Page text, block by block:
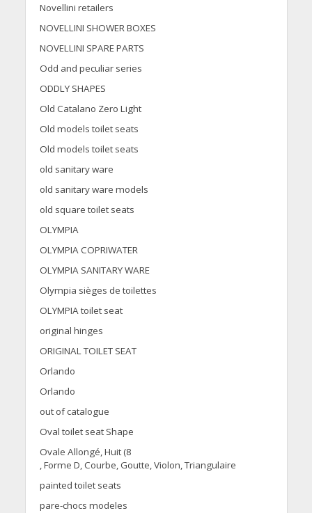
Novellini retailers
NOVELLINI SHOWER BOXES
NOVELLINI SPARE PARTS
Odd and peculiar series
ODDLY SHAPES
Old Catalano Zero Light
Old models toilet seats
Old models toilet seats
old sanitary ware
old sanitary ware models
old square toilet seats
OLYMPIA
OLYMPIA COPRIWATER
OLYMPIA SANITARY WARE
Olympia sièges de toilettes
OLYMPIA toilet seat
original hinges
ORIGINAL TOILET SEAT
Orlando
Orlando
out of catalogue
Oval toilet seat Shape
Ovale Allongé, Huit (8
, Forme D, Courbe, Goutte, Violon, Triangulaire
painted toilet seats
pare-chocs modeles